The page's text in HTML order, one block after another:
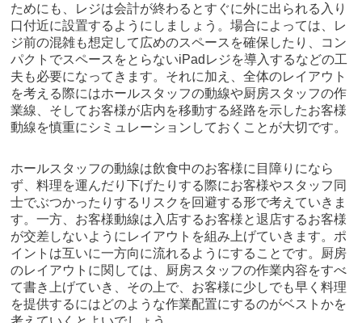
ためにも、レジは会計が終わるとすぐに外に出られる入り
口付近に設置するようにしましょう。場合によっては、レ
ジ前の混雑も想定して広めのスペースを確保したり、コン
パクトでスペースをとらないiPadレジを導入するなどの工
夫も必要になってきます。それに加え、全体のレイアウト
を考える際にはホールスタッフの動線や厨房スタッフの作
業線、そしてお客様が店内を移動する経路を示したお客様
動線を慎重にシミュレーションしておくことが大切です。
ホールスタッフの動線は飲食中のお客様に目障りになら
ず、料理を運んだり下げたりする際にお客様やスタッフ同
士でぶつかったりするリスクを回避する形で考えていきま
す。一方、お客様動線は入店するお客様と退店するお客様
が交差しないようにレイアウトを組み上げていきます。ポ
イントは互いに一方向に流れるようにすることです。厨房
のレイアウトに関しては、厨房スタッフの作業内容をすべ
て書き上げていき、その上で、お客様に少しでも早く料理
を提供するにはどのような作業配置にするのがベストかを